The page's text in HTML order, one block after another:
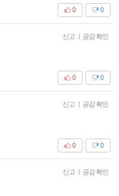
0
0
신고 | 공감 확인
0
0
신고 | 공감 확인
0
0
신고 | 공감 확인